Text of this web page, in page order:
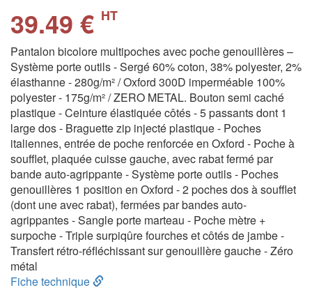
39.49 € HT
Pantalon bicolore multipoches avec poche genouillères –
Système porte outils - Sergé 60% coton, 38% polyester, 2%
élasthanne - 280g/m² / Oxford 300D imperméable 100%
polyester - 175g/m² / ZERO METAL. Bouton semi caché
plastique - Ceinture élastiquée côtés - 5 passants dont 1
large dos - Braguette zip injecté plastique - Poches
italiennes, entrée de poche renforcée en Oxford - Poche à
soufflet, plaquée cuisse gauche, avec rabat fermé par
bande auto-agrippante - Système porte outils - Poches
genouillères 1 position en Oxford - 2 poches dos à soufflet
(dont une avec rabat), fermées par bandes auto-
agrippantes - Sangle porte marteau - Poche mètre +
surpoche - Triple surpiqûre fourches et côtés de jambe -
Transfert rétro-réfléchissant sur genouillère gauche - Zéro
métal
Fiche technique